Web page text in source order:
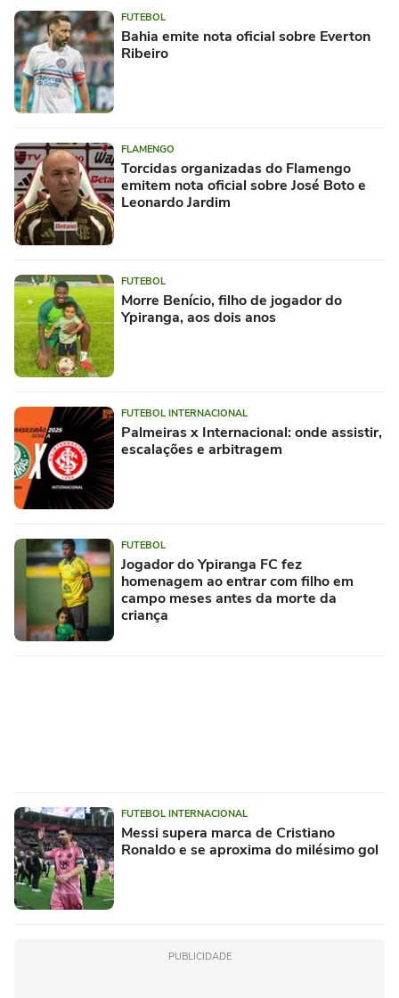
FUTEBOL
Bahia emite nota oficial sobre Everton
Ribeiro
FLAMENGO
Torcidas organizadas do Flamengo
emitem nota oficial sobre José Boto e
Leonardo Jardim
FUTEBOL
Morre Benício, filho de jogador do
Ypiranga, aos dois anos
FUTEBOL INTERNACIONAL
Palmeiras x Internacional: onde assistir,
escalações e arbitragem
FUTEBOL
Jogador do Ypiranga FC fez
homenagem ao entrar com filho em
campo meses antes da morte da
criança
FUTEBOL INTERNACIONAL
Messi supera marca de Cristiano
Ronaldo e se aproxima do milésimo gol
PUBLICIDADE